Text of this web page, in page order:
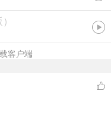
客户端